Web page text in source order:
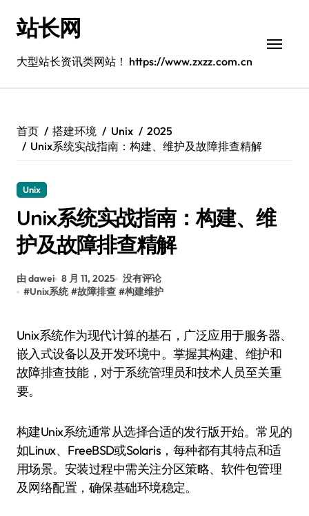
站长网
大型站长资讯类网站！ https://www.zxzz.com.cn
首页 搭建环境 Unix
2025
Unix系统实战指南：构建、维护及故障排查精解
Unix
Unix系统实战指南：构建、维
护及故障排查精解
由 dawei 8 月 11, 2025 没有评论
#Unix系统 #故障排查 #构建维护
Unix系统作为现代计算的基石，广泛应用于服务器、
嵌入式设备以及开发环境中。掌握其构建、维护和
故障排查技能，对于系统管理员和技术人员至关重
要。
构建Unix系统通常从选择合适的发行版开始。常见的
如Linux、FreeBSD或Solaris，每种都有其特点和适
用场景。安装过程中需关注分区策略、软件包管理
及网络配置，确保基础环境稳定。